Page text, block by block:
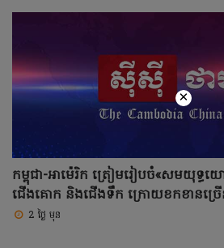
កម្ពុជា-អាម៉េរិក ត្រៀមរៀបចំ«សមយុទ្ធ​យ
ជើងគោក និងជើងទឹក ក្រោយខកខានច្រើន
2 ថ្ងៃ មុន
×